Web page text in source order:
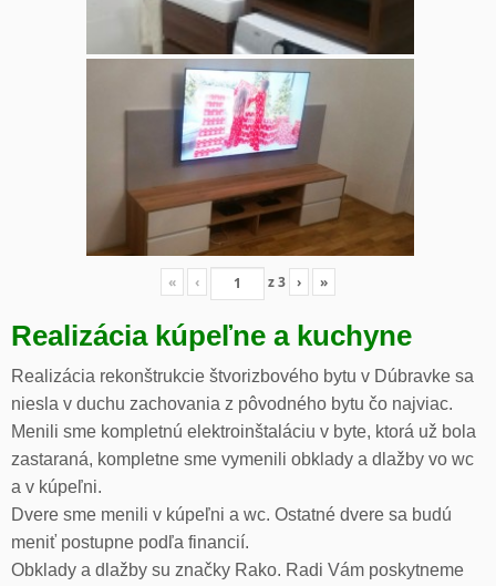
« ‹ z3 › »
Realizácia kúpeľne a kuchyne
Realizácia rekonštrukcie štvorizbového bytu v Dúbravke sa
niesla v duchu zachovania z pôvodného bytu čo najviac.
Menili sme kompletnú elektroinštaláciu v byte, ktorá už bola
zastaraná, kompletne sme vymenili obklady a dlažby vo wc
a v kúpeľni.
Dvere sme menili v kúpeľni a wc. Ostatné dvere sa budú
meniť postupne podľa financií.
Obklady a dlažby su značky Rako. Radi Vám poskytneme